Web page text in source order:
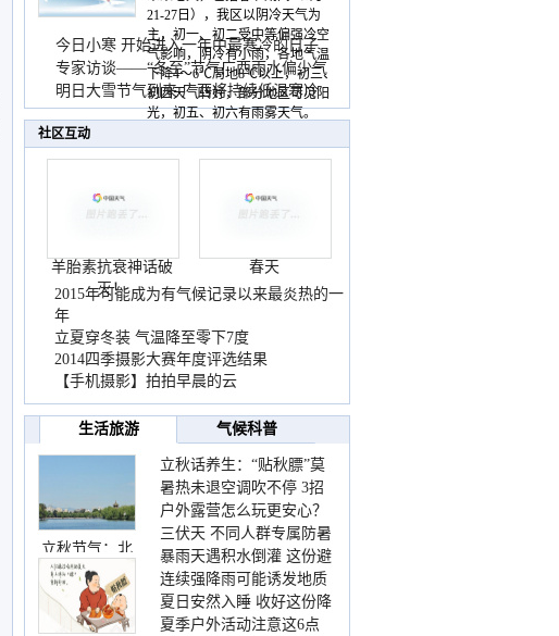
21-27日），我区以阴冷天气为
主，初一、初二受中等偏强冷空
气影响，阴冷有小雨，各地气温
下降4～6℃局地8℃以上，初三、
初四天气转好，部分地区可见阳
光，初五、初六有雨雾天气。
今日小寒 开始进入一年中最寒冷的日子
专家访谈——“冬至”节气广西雨水偏少气
温低
明日大雪节气到来 广西将持续低温寒冷
天气
社区互动
羊胎素抗衰神话破
灭！
春天
2015年可能成为有气候记录以来最炎热的一
年
立夏穿冬装 气温降至零下7度
2014四季摄影大赛年度评选结果
【手机摄影】拍拍早晨的云
生活旅游 气候科普
立秋节气：北
立秋话养生：“贴秋膘”莫
着急 先清暑再防燥
暑热未退空调吹不停 3招
护住肩颈不酸痛
户外露营怎么玩更安心？
这份攻略请收好
三伏天 不同人群专属防暑
要点请收好
暴雨天遇积水倒灌 这份避
险提示请收好
连续强降雨可能诱发地质
灾害 这些前兆要知道
夏日安然入睡 收好这份降
温小贴士
夏季户外活动注意这6点